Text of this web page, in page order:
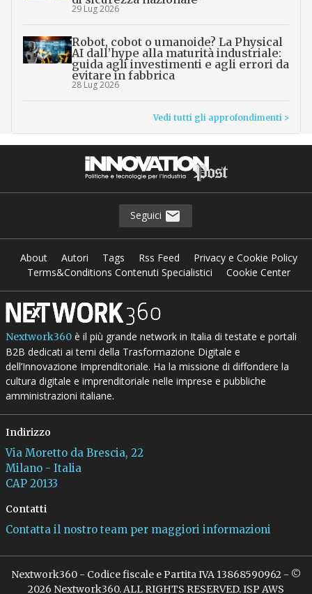
29 Lug 2026
Robot, cobot o umanoide? La Physical
AI dall’hype alla maturità industriale:
guida agli investimenti e agli errori da
evitare in fabbrica
28 Lug 2026
Vedi tutti gli approfondimenti >
Seguici
About Autori Tags Rss Feed
Privacy e Cookie Policy
Terms&Conditions Contenuti Specialistici
Cookie Center
Nextwork360è il più grande network in Italia di testate e portali
B2B dedicati ai temi della Trasformazione Digitale e
dell’Innovazione Imprenditoriale. Ha la missione di diffondere la
cultura digitale e imprenditoriale nelle imprese e pubbliche
amministrazioni italiane.
Indirizzo
Via Moretto da Brescia, 22
Milano - Italia
CAP 20133
Contatti
Contatta il nostro team per maggiori informazioni
Nextwork360 - Codice fiscale e Partita IVA 13868590962 - ©
2026 Nextwork360. ALL RIGHTS RESERVED. ISP AWS